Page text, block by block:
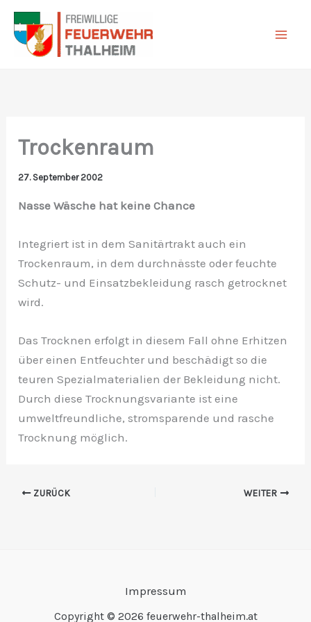
Zum
Inhalt
springen
Trockenraum
27. September 2002
Nasse Wäsche hat keine Chance
Integriert ist in dem Sanitärtrakt auch ein
Trockenraum, in dem durchnässte oder feuchte
Schutz- und Einsatzbekleidung rasch getrocknet
wird.
Das Trocknen erfolgt in diesem Fall ohne Erhitzen
über einen Entfeuchter und beschädigt so die
teuren Spezialmaterialien der Bekleidung nicht.
Durch diese Trocknungsvariante ist eine
umweltfreundliche, stromsparende und rasche
Trocknung möglich.
ZURÜCK WEITER
Impressum
Copyright © 2026 feuerwehr-thalheim.at